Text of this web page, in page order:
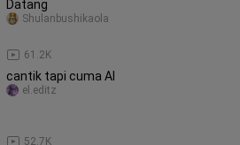
Datang
61.2K
Shulanbushikaola
cantik tapi cuma AI
52.7K
el.editz